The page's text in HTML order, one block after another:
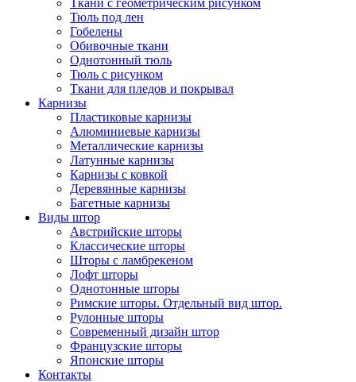
Тюль под лен
Гобелены
Обивочные ткани
Однотонный тюль
Тюль с рисунком
Ткани для пледов и покрывал
Карнизы
Пластиковые карнизы
Алюминиевые карнизы
Металлические карнизы
Латунные карнизы
Карнизы с ковкой
Деревянные карнизы
Багетные карнизы
Виды штор
Австрийские шторы
Классические шторы
Шторы с ламбрекеном
Лофт шторы
Однотонные шторы
Римские шторы. Отдельный вид штор.
Рулонные шторы
Современный дизайн штор
Французские шторы
Японские шторы
Контакты